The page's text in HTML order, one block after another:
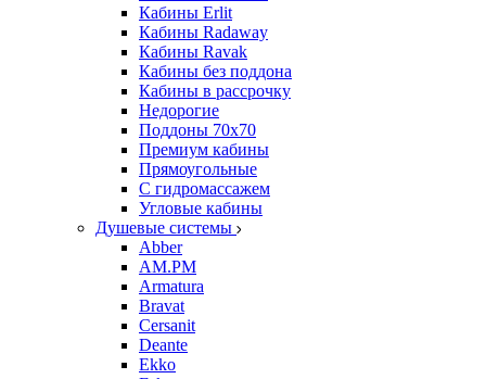
Кабины Erlit
Кабины Radaway
Кабины Ravak
Кабины без поддона
Кабины в рассрочку
Недорогие
Поддоны 70x70
Премиум кабины
Прямоугольные
С гидромассажем
Угловые кабины
Душевые системы
Abber
AM.PM
Armatura
Bravat
Cersanit
Deante
Ekko